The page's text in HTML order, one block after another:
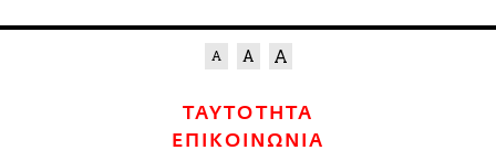
ΤΑΥΤΟΤΗΤΑ
ΕΠΙΚΟΙΝΩΝΙΑ